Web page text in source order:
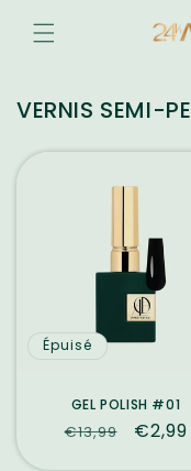
passer
au
VERNIS SEMI-
Épuisé
GEL POLISH #01
Prix
€13,99
Prix
€2,99